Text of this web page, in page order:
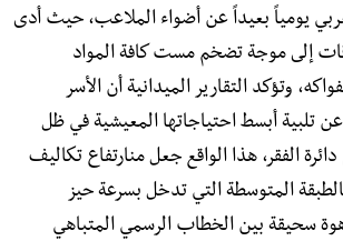
يومياً بعيداً عن أضواء الملاعب، حيث أدى
إلى موجة تضخم مست كافة المواد
وتؤكد التقارير الميدانية أن الأسر
تلبية أبسط احتياجاتها المعيشية في ظل
الفقر، هذا الواقع جعل منارتفاع تكاليف
المتوسطة التي تدخل بسرعة حيز
سحيقة بين الخطاب الرسمي المتباهي